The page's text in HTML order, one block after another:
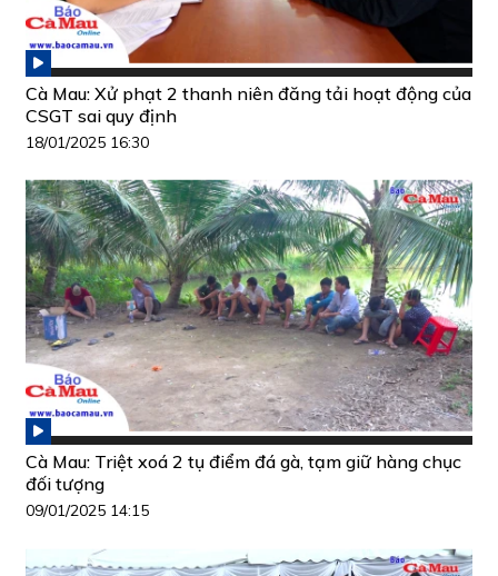
Cà Mau: Xử phạt 2 thanh niên đăng tải hoạt động của
CSGT sai quy định
18/01/2025 16:30
Cà Mau: Triệt xoá 2 tụ điểm đá gà, tạm giữ hàng chục
đối tượng
09/01/2025 14:15